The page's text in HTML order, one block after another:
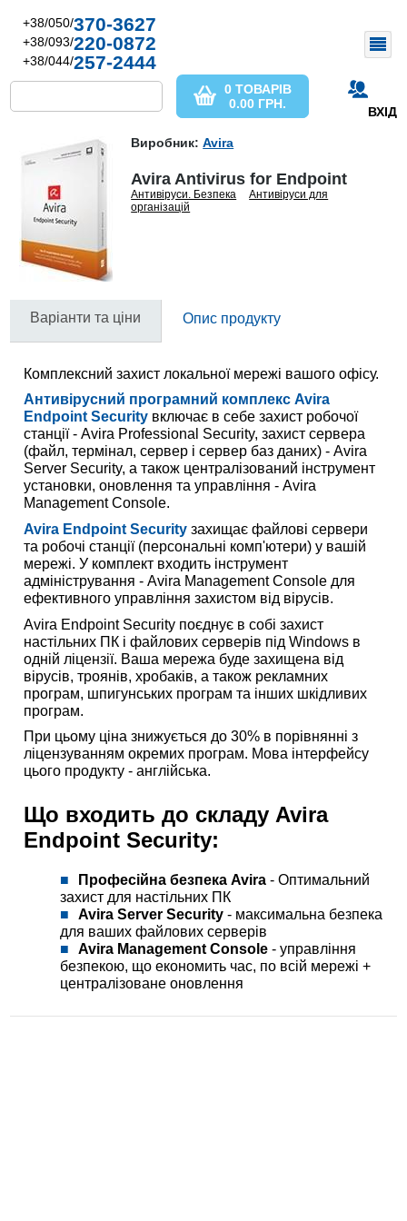
+38/050/370-3627
+38/093/220-0872
+38/044/257-2444
ВХІД
0 ТОВАРІВ
0.00 ГРН.
Виробник:Avira
Avira Antivirus for Endpoint
Антивіруси. Безпека
Антивіруси для
організацій
Варіанти та ціни Опис продукту
Комплексний захист локальної мережі вашого офісу.
Антивірусний програмний комплекс Avira
Endpoint Security включає в себе захист робочої
станції - Avira Professional Security, захист сервера
(файл, термінал, сервер і сервер баз даних) - Avira
Server Security, а також централізований інструмент
установки, оновлення та управління - Avira
Management Console.
Avira Endpoint Security захищає файлові сервери
та робочі станції (персональні комп'ютери) у вашій
мережі. У комплект входить інструмент
адміністрування - Avira Management Console для
ефективного управління захистом від вірусів.
Avira Endpoint Security поєднує в собі захист
настільних ПК і файлових серверів під Windows в
одній ліцензії. Ваша мережа буде захищена від
вірусів, троянів, хробаків, а також рекламних
програм, шпигунських програм та інших шкідливих
програм.
При цьому ціна знижується до 30% в порівнянні з
ліцензуванням окремих програм. Мова інтерфейсу
цього продукту - англійська.
Що входить до складу Avira
Endpoint Security:
Професійна безпека Avira - Оптимальний
захист для настільних ПК
Avira Server Security - максимальна безпека
для ваших файлових серверів
Avira Management Console - управління
безпекою, що економить час, по всій мережі +
централізоване оновлення